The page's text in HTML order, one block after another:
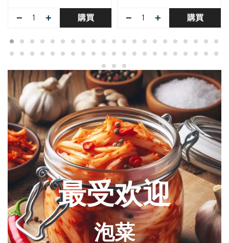
− + 購買 − + 購買
最受欢迎
泡菜